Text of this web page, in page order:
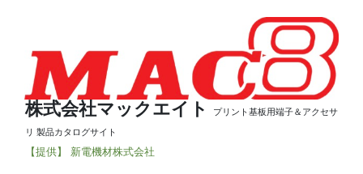
株式会社マックエイト プリント基板用端子＆アクセサ
リ 製品カタログサイト
【提供】 新電機材株式会社